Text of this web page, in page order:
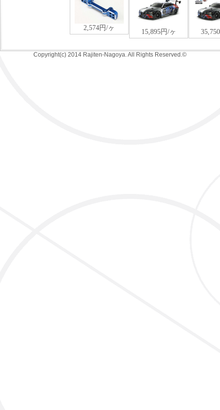
Copyright(c) 2014 Rajiten-Nagoya. All Rights Reserved.©